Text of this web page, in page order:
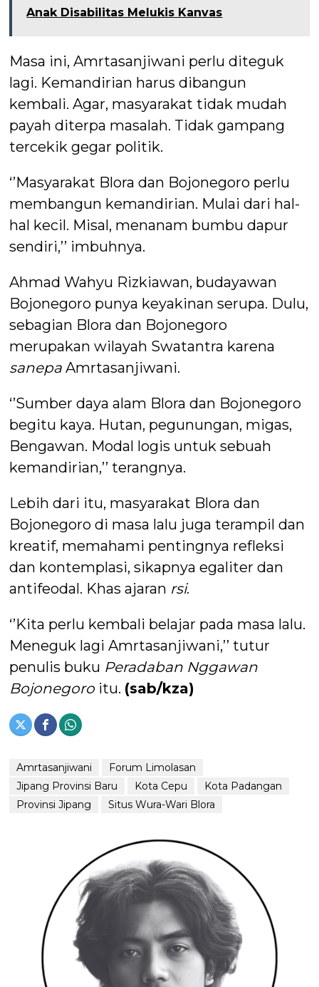
Anak Disabilitas Melukis Kanvas
Masa ini, Amrtasanjiwani perlu diteguk
lagi. Kemandirian harus dibangun
kembali. Agar, masyarakat tidak mudah
payah diterpa masalah. Tidak gampang
tercekik gegar politik.
‘’Masyarakat Blora dan Bojonegoro perlu
membangun kemandirian. Mulai dari hal-
hal kecil. Misal, menanam bumbu dapur
sendiri,’’ imbuhnya.
Ahmad Wahyu Rizkiawan, budayawan
Bojonegoro punya keyakinan serupa. Dulu,
sebagian Blora dan Bojonegoro
merupakan wilayah Swatantra karena
sanepa Amrtasanjiwani.
‘’Sumber daya alam Blora dan Bojonegoro
begitu kaya. Hutan, pegunungan, migas,
Bengawan. Modal logis untuk sebuah
kemandirian,’’ terangnya.
Lebih dari itu, masyarakat Blora dan
Bojonegoro di masa lalu juga terampil dan
kreatif, memahami pentingnya refleksi
dan kontemplasi, sikapnya egaliter dan
antifeodal. Khas ajaran rsi.
‘’Kita perlu kembali belajar pada masa lalu.
Meneguk lagi Amrtasanjiwani,’’ tutur
penulis buku Peradaban Nggawan
Bojonegoroitu. (sab/kza)
Amrtasanjiwani
Forum Limolasan
Jipang Provinsi Baru
Kota Cepu
Kota Padangan
Provinsi Jipang
Situs Wura-Wari Blora